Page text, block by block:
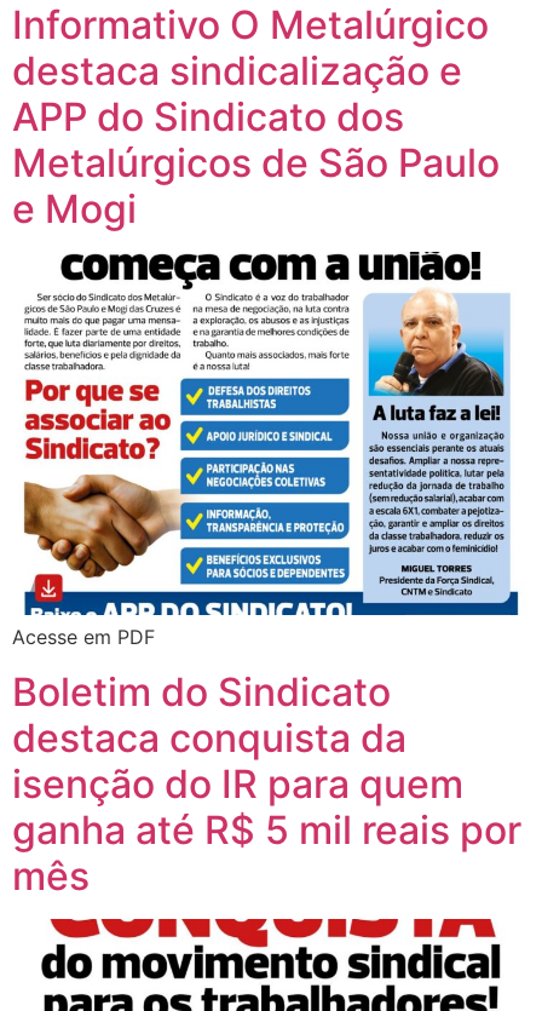
Informativo O Metalúrgico
destaca sindicalização e
APP do Sindicato dos
Metalúrgicos de São Paulo
e Mogi
Acesse em PDF
Boletim do Sindicato
destaca conquista da
isenção do IR para quem
ganha até R$ 5 mil reais por
mês